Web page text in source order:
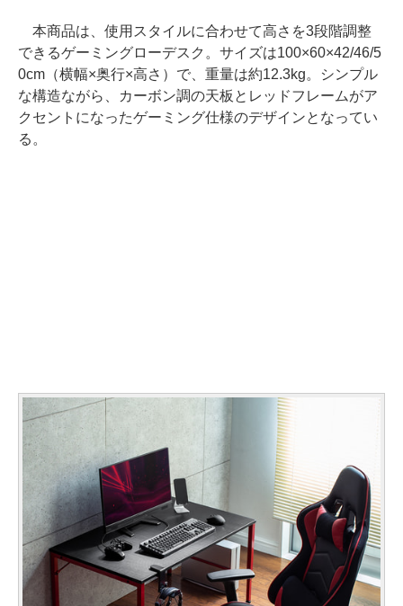
本商品は、使用スタイルに合わせて高さを3段階調整
できるゲーミングローデスク。サイズは100×60×42/46/5
0cm（横幅×奥行×高さ）で、重量は約12.3kg。シンプル
な構造ながら、カーボン調の天板とレッドフレームがア
クセントになったゲーミング仕様のデザインとなってい
る。